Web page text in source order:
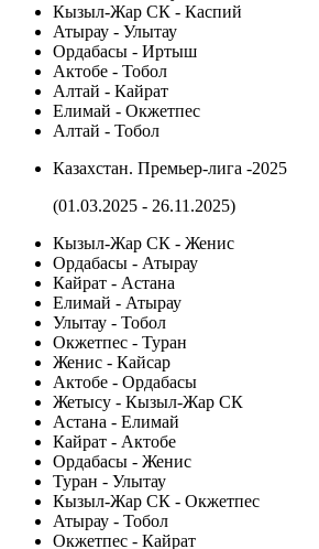
Кызыл-Жар СК - Каспий
Атырау - Улытау
Ордабасы - Иртыш
Актобе - Тобол
Алтай - Кайрат
Елимай - Окжетпес
Алтай - Тобол
Казахстан. Премьер-лига -2025
(01.03.2025 - 26.11.2025)
Кызыл-Жар СК - Женис
Ордабасы - Атырау
Кайрат - Астана
Елимай - Атырау
Улытау - Тобол
Окжетпес - Туран
Женис - Кайсар
Актобе - Ордабасы
Жетысу - Кызыл-Жар СК
Астана - Елимай
Кайрат - Актобе
Ордабасы - Женис
Туран - Улытау
Кызыл-Жар СК - Окжетпес
Атырау - Тобол
Окжетпес - Кайрат